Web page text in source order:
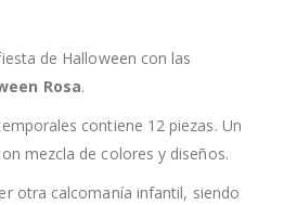
de Halloween con las
Rosa.
contiene 12 piezas. Un
mezcla de colores y diseños.
otra calcomanía infantil, siendo